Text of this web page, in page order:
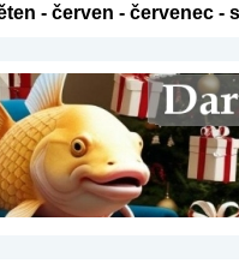
- červen - červenec-